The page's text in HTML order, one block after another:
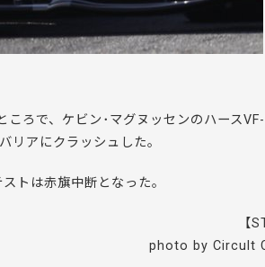
ろで、ケビン･マグヌッセンのハース
リアにクラッシュした。
トは赤旗中断となった。
【
photo by Circult